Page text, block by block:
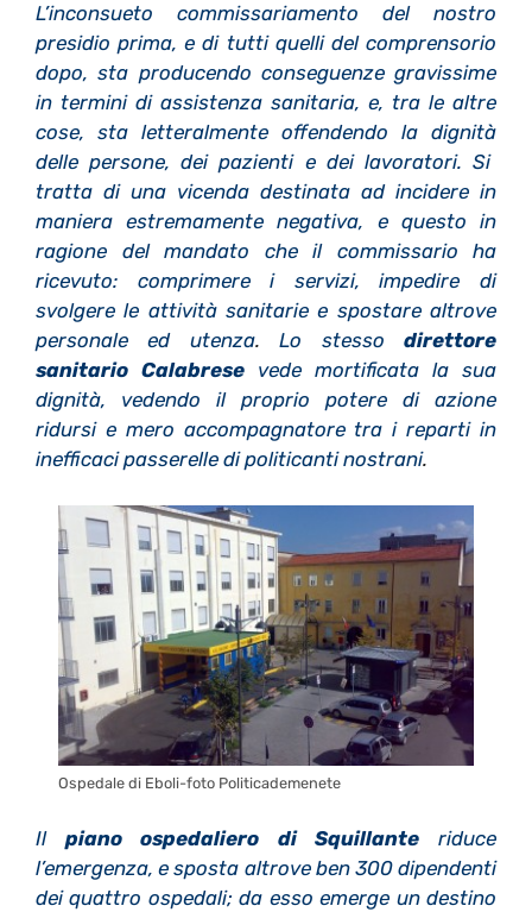
L’inconsueto commissariamento del nostro
presidio prima, e di tutti quelli del comprensorio
dopo, sta producendo conseguenze gravissime
in termini di assistenza sanitaria, e, tra le altre
cose, sta letteralmente offendendo la dignità
delle persone, dei pazienti e dei lavoratori. Si
tratta di una vicenda destinata ad incidere in
maniera estremamente negativa, e questo in
ragione del mandato che il commissario ha
ricevuto: comprimere i servizi, impedire di
svolgere le attivitàsanitarie e spostare altrove
personale ed utenza.Lo stessodirettore
sanitario Calabrese vede mortificata la sua
dignità, vedendo il proprio potere di azione
ridursi e mero accompagnatore tra i reparti in
inefficaci passerelle di politicanti nostrani.
Ospedale di Eboli-foto Politicademenete
Il piano ospedaliero di Squillante riduce
l’emergenza, e sposta altrove ben 300 dipendenti
dei quattro ospedali; da esso emerge un destino